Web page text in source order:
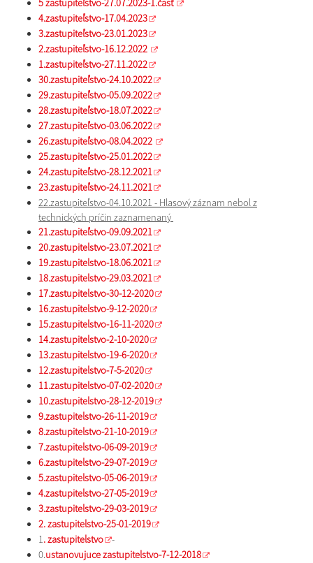
5 zastupiteľstvo-27.07.2023-1.časť
4.zastupiteľstvo-17.04.2023
3.zastupiteľstvo-23.01.2023
2.zastupiteľstvo-16.12.2022
1.zastupiteľstvo-27.11.2022
30.zastupiteľstvo-24.10.2022
29.zastupiteľstvo-05.09.2022
28.zastupiteľstvo-18.07.2022
27.zastupiteľstvo-03.06.2022
26.zastupiteľstvo-08.04.2022
25.zastupiteľstvo-25.01.2022
24.zastupiteľstvo-28.12.2021
23.zastupiteľstvo-24.11.2021
22.zastupiteľstvo-04.10.2021 - Hlasový záznam nebol z
technických príčin zaznamenaný
21.zastupiteľstvo-09.09.2021
20.zastupitelstvo-23.07.2021
19.zastupitelstvo-18.06.2021
18.zastupitelstvo-29.03.2021
17.zastupitelstvo-30-12-2020
16.zastupitelstvo-9-12-2020
15.zastupitelstvo-16-11-2020
14.zastupitelstvo-2-10-2020
13.zastupitelstvo-19-6-2020
12.zastupitelstvo-7-5-2020
11.zastupitelstvo-07-02-2020
10.zastupitelstvo-28-12-2019
9.zastupitelstvo-26-11-2019
8.zastupitelstvo-21-10-2019
7.zastupitelstvo-06-09-2019
6.zastupitelstvo-29-07-2019
5.zastupitelstvo-05-06-2019
4.zastupitelstvo-27-05-2019
3.zastupitelstvo-29-03-2019
2. zastupitelstvo-25-01-2019
1. zastupitelstvo
-
0.ustanovujuce zastupitelstvo-7-12-2018